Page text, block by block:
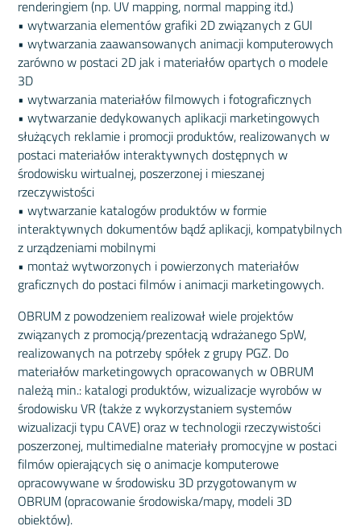
renderingiem (np. UV mapping, normal mapping itd.)
• wytwarzania elementów grafiki 2D związanych z GUI
• wytwarzania zaawansowanych animacji komputerowych
zarówno w postaci 2D jak i materiałów opartych o modele
3D
• wytwarzania materiałów filmowych i fotograficznych
• wytwarzanie dedykowanych aplikacji marketingowych
służących reklamie i promocji produktów, realizowanych w
postaci materiałów interaktywnych dostępnych w
środowisku wirtualnej, poszerzonej i mieszanej
rzeczywistości
• wytwarzanie katalogów produktów w formie
interaktywnych dokumentów bądź aplikacji, kompatybilnych
z urządzeniami mobilnymi
• montaż wytworzonych i powierzonych materiałów
graficznych do postaci filmów i animacji marketingowych.
OBRUM z powodzeniem realizował wiele projektów
związanych z promocją/prezentacją wdrażanego SpW,
realizowanych na potrzeby spółek z grupy PGZ. Do
materiałów marketingowych opracowanych w OBRUM
należą min.: katalogi produktów, wizualizacje wyrobów w
środowisku VR (także z wykorzystaniem systemów
wizualizacji typu CAVE) oraz w technologii rzeczywistości
poszerzonej, multimedialne materiały promocyjne w postaci
filmów opierających się o animacje komputerowe
opracowywane w środowisku 3D przygotowanym w
OBRUM (opracowanie środowiska/mapy, modeli 3D
obiektów).